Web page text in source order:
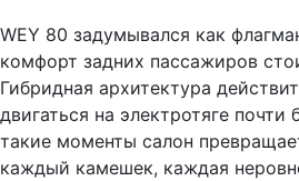
WEY 80 задумывался как
комфорт задних пассажиров
Гибридная архитектура
двигаться на электротяге
такие моменты салон
каждый камешек, каждая